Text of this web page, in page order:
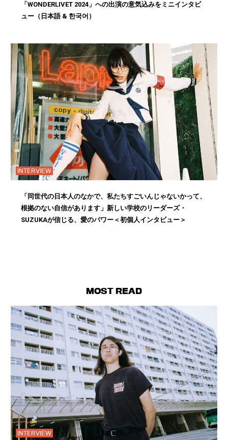
「WONDERLIVET 2024」への出演の意気込みをミニインタビ
ュー（日本語 & 한국어）
INTERVIEW
「同世代の日本人のなかで、私たちすごいんじゃないかって、
根拠のない自信があります」新しい学校のリーダーズ・
SUZUKAが信じる、愛のパワー＜初個人インタビュー＞
MOST READ
INTERVIEW